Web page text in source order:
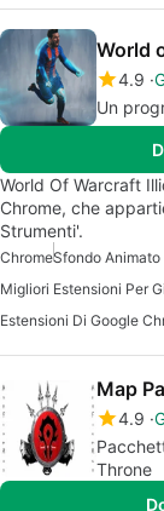
World
4.9
Un
World Of Warcraft
Chrome, che
Strumenti'.
ChromeSfondo Animato
Migliori Estensioni Per
Estensioni Di Google
Map
4.9
Throne